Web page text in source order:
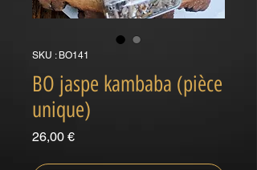
SKU : BO141
BO jaspe kambaba (pièce
unique)
26,00 €Prix